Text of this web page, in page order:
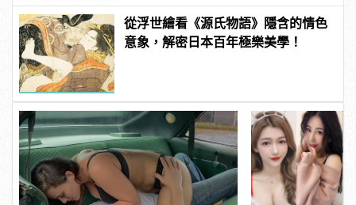
從浮世繪看《源氏物語》隱含的情色
意象，解密日本百年極樂美學！